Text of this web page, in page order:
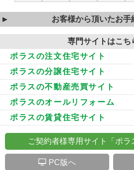
お客様から頂いたお手
専門サイトはこち
ポラスの注文住宅サイト
ポラスの分譲住宅サイト
ポラスの不動産売買サイト
ポラスのオールリフォーム
ポラスの賃貸住宅サイト
ご契約者様専用サイト「ポラ
S PC版へ